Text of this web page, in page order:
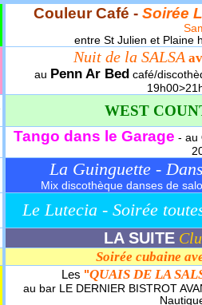
Couleur Café - Soirée
entre St Julien et Plaine
Nuit de la SALSA
au Penn Ar Bed café/
WEST
Tango dans le Garage - au
La Guinguette -
Mix discothèque danses de
Le Lutecia - Soirée
LA SUITE
Soirée cubaine
Les "QUAIS DE LA
au bar LE DERNIER BISTROT